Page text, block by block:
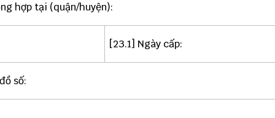
hợp tại (quận/huyện):
[23.1] Ngày cấp:
số: